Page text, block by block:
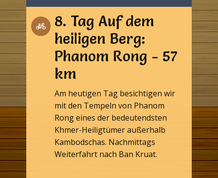
8. Tag Auf dem
heiligen Berg:
Phanom Rong - 57
km
Am heutigen Tag besichtigen wir
mit den Tempeln von Phanom
Rong eines der bedeutendsten
Khmer-Heiligtümer außerhalb
Kambodschas. Nachmittags
Weiterfahrt nach Ban Kruat.